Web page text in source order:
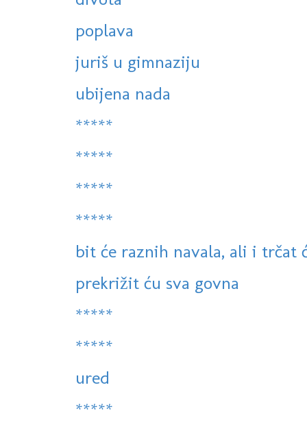
poplava
juriš u gimnaziju
ubijena nada
*****
*****
*****
*****
bit će raznih navala, ali i trčat
prekrižit ću sva govna
*****
*****
ured
*****